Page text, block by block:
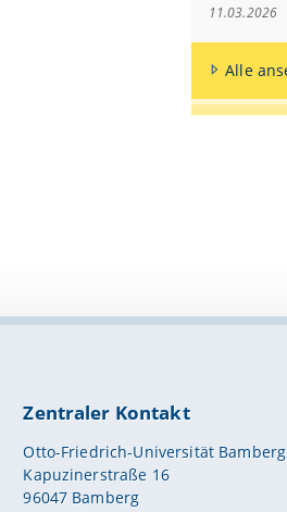
11.03.2026
Alle
Zentraler Kontakt
Otto-Friedrich-Universität Bamberg
Kapuzinerstraße 16
96047 Bamberg